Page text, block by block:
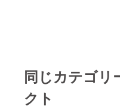
同じカテゴリ
クト